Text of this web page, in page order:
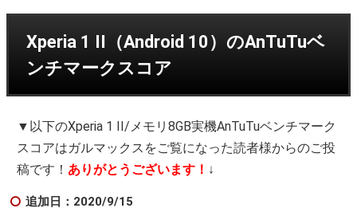
Xperia 1 II（Android 10）のAnTuTuベ
ンチマークスコア
▼以下のXperia 1 II/メモリ8GB実機AnTuTuベンチマーク
スコアはガルマックスをご覧になった読者様からのご投
稿です！ ありがとうございます！ ↓
追加日：2020/9/15